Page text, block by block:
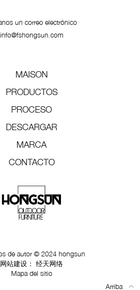
un correo electrónico
info@fshongsun.com
MAISON
PRODUCTOS
PROCESO
DESCARGAR
MARCA
CONTACTO
de autor © 2024 hongsun
网站建设： 经天网络
Mapa del sitio
Arriba